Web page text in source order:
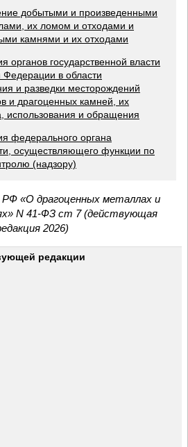
добытыми и произведенными
их ломом и отходами и
камнями и их отходами
органов государственной власти
Федерации в области
и разведки месторождений
и драгоценных камней, их
использования и обращения
федерального органа
осуществляющего функции по
(надзору)
РФ «О драгоценных металлах и
N 41-ФЗ ст 7 (действующая
2026)
редакции